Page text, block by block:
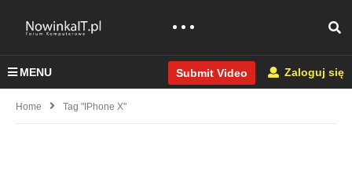
MENU Submit Video Zaloguj się
Home Tag "iPhone X"